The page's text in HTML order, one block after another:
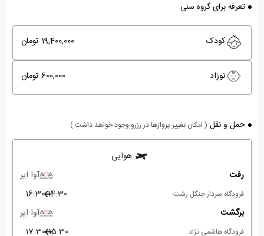
تعرفه برای گروه سنی
کودک 19,400,000 تومان
نوزاد 600,000 تومان
حمل و نقل ( امکان تغییر پروازها در رزرو وجود خواهد داشت )
هوایی
رفت
آوا ایر
فرودگاه سردار جنگل رشت 14:30
16:30
برگشت
آوا ایر
فرودگاه هاشمی نژاد 15:30
17:30